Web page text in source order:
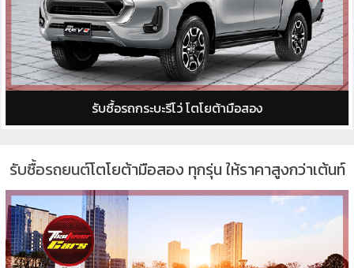
รับซื้อรถกระบะรีโว่ โตโยต้ามือสอง
รับซื้อรถยนต์โตโยต้ามือสอง ทุกรุ่น ให้ราคาสูงกว่าเต้นท์